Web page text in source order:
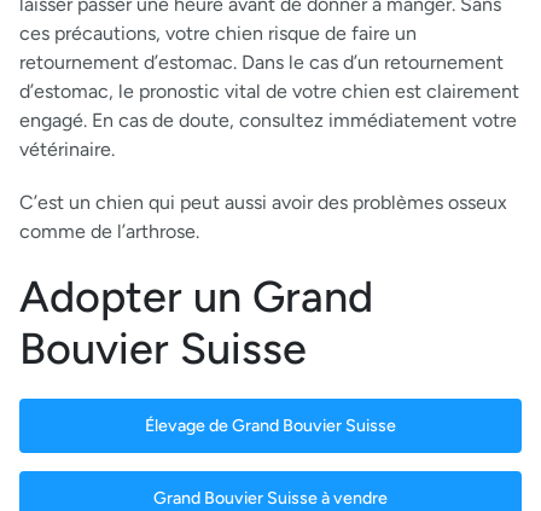
ces précautions, votre chien risque de faire un
retournement d’estomac. Dans le cas d’un retournement
d’estomac, le pronostic vital de votre chien est clairement
engagé. En cas de doute, consultez immédiatement votre
vétérinaire.
C’est un chien qui peut aussi avoir des problèmes osseux
comme de l’arthrose.
Adopter un Grand
Bouvier Suisse
Élevage de Grand Bouvier Suisse
Grand Bouvier Suisse à vendre